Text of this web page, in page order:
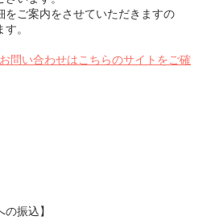
をご案内をさせていただきますの
。
問い合わせはこちらのサイトをご確
振込】